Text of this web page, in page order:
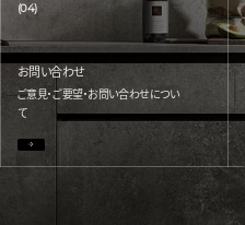
(04)
お問い合わせ
ご意見・ご要望・お問い合わせについ
て